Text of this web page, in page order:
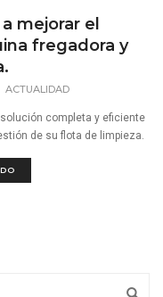
mejorar el
fregadora y
ACTUALIDAD
completa y eficiente
de su flota de limpieza.